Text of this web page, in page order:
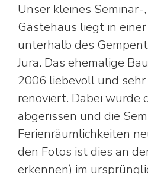
Unser kleines
Gästehaus liegt in
unterhalb des
Jura. Das ehemalige
2006 liebevoll und
renoviert. Dabei wurde
abgerissen und die
Ferienräumlichkeiten
den Fotos ist dies an
erkennen) im